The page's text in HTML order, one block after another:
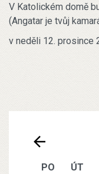
PO ÚT
V Katolickém domě
(Angatar je tvůj
v neděli 12. prosince